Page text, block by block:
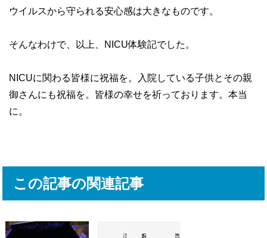
ウイルスから守られる安心感は大きなものです。
そんなわけで、以上、NICU体験記でした。
NICUに関わる皆様に祝福を。入院している子供とその親
御さんにも祝福を。皆様の幸せを祈っております。本当
に。
この記事の関連記事